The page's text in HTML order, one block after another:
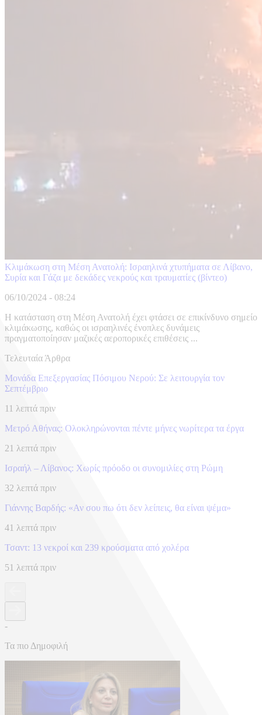
Κλιμάκωση στη Μέση Ανατολή: Ισραηλινά χτυπήματα σε Λίβανο,
Συρία και Γάζα με δεκάδες νεκρούς και τραυματίες (βίντεο)
06/10/2024 - 08:24
Η κατάσταση στη Μέση Ανατολή έχει φτάσει σε επικίνδυνο σημείο
κλιμάκωσης, καθώς οι ισραηλινές ένοπλες δυνάμεις
πραγματοποίησαν μαζικές αεροπορικές επιθέσεις ...
Τελευταία Άρθρα
Μονάδα Επεξεργασίας Πόσιμου Νερού: Σε λειτουργία τον
Σεπτέμβριο
11 λεπτά πριν
Μετρό Αθήνας: Ολοκληρώνονται πέντε μήνες νωρίτερα τα έργα
21 λεπτά πριν
Ισραήλ – Λίβανος: Xωρίς πρόοδο οι συνομιλίες στη Ρώμη
32 λεπτά πριν
Γιάννης Βαρδής: «Αν σου πω ότι δεν λείπεις, θα είναι ψέμα»
41 λεπτά πριν
Τσαντ: 13 νεκροί και 239 κρούσματα από χολέρα
51 λεπτά πριν
-
Τα πιο Δημοφιλή